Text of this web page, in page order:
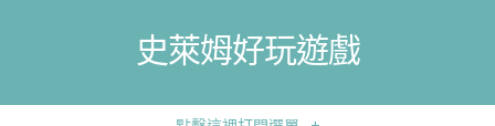
史萊姆好玩遊戲